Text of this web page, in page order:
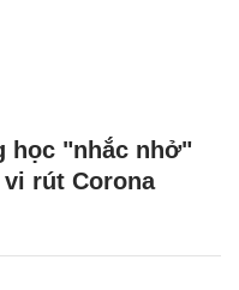
học "nhắc nhở"
rút Corona